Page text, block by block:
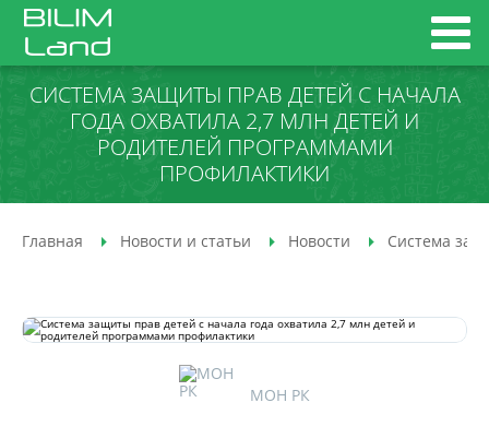
СИСТЕМА ЗАЩИТЫ ПРАВ ДЕТЕЙ С НАЧАЛА
ГОДА ОХВАТИЛА 2,7 МЛН ДЕТЕЙ И
РОДИТЕЛЕЙ ПРОГРАММАМИ
ПРОФИЛАКТИКИ
Главная Новости и статьи Новости Система
МОН РК